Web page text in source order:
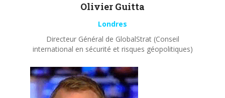
Olivier Guitta
Londres
Directeur Général de GlobalStrat (Conseil
international en sécurité et risques géopolitiques)